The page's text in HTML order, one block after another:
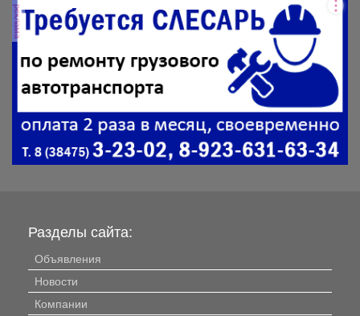
реклама
Разделы сайта:
Объявления
Новости
Компании